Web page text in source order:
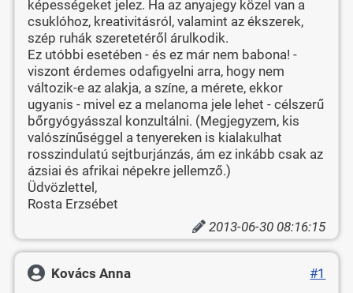
képességeket jelez. Ha az anyajegy közel van a
csuklóhoz, kreativitásról, valamint az ékszerek,
szép ruhák szeretetéről árulkodik.
Ez utóbbi esetében - és ez már nem babona! -
viszont érdemes odafigyelni arra, hogy nem
változik-e az alakja, a színe, a mérete, ekkor
ugyanis - mivel ez a melanoma jele lehet - célszerű
bőrgyógyásszal konzultálni. (Megjegyzem, kis
valószínűséggel a tenyereken is kialakulhat
rosszindulatú sejtburjánzás, ám ez inkább csak az
ázsiai és afrikai népekre jellemző.)
Üdvözlettel,
Rosta Erzsébet
2013-06-30 08:16:15
Kovács Anna
#1